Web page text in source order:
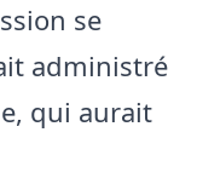
se
administré
qui aurait